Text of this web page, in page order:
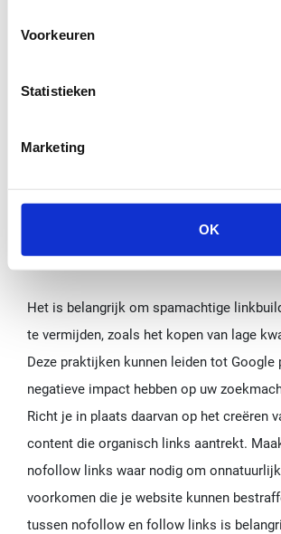
Voorkeuren
Statistieken
Marketing
OK
Extra linkbuilding tips:
Het vermijden van
technieken
Het is belangrijk om spamachtige
te vermijden, zoals het kopen van lage
Deze praktijken kunnen leiden tot Google
negatieve impact hebben op uw
Richt je in plaats daarvan op het creëren
content die organisch links aantrekt.
nofollow links waar nodig om
voorkomen die je website kunnen
tussen nofollow en follow links is